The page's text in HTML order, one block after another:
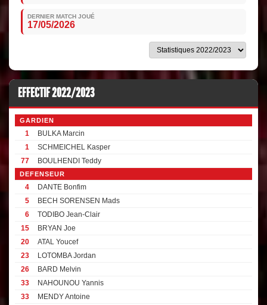
DERNIER MATCH JOUÉ
17/05/2026
EFFECTIF 2022/2023
GARDIEN
1
BULKA Marcin
1
SCHMEICHEL Kasper
77
BOULHENDI Teddy
DEFENSEUR
4
DANTE Bonfim
5
BECH SORENSEN Mads
6
TODIBO Jean-Clair
15
BRYAN Joe
20
ATAL Youcef
23
LOTOMBA Jordan
26
BARD Melvin
33
NAHOUNOU Yannis
33
MENDY Antoine